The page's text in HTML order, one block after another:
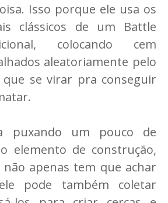
Isso porque ele usa os
clássicos de um Battle
colocando cem
aleatoriamente pelo
se virar pra conseguir
puxando um pouco de
elemento de construção,
apenas tem que achar
pode também coletar